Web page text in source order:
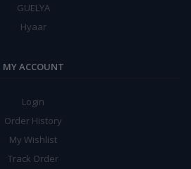
GUELYA
Hyaar
MY ACCOUNT
Login
Order History
My Wishlist
Track Order